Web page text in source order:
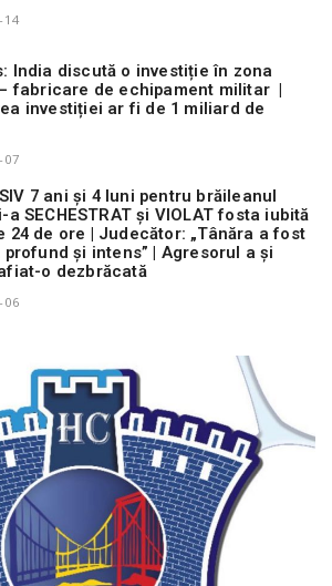
14
India discută o investiție în zona
fabricare de echipament militar |
investiției ar fi de 1 miliard de
07
7 ani și 4 luni pentru brăileanul
a SECHESTRAT și VIOLAT fosta iubită
24 de ore | Judecător: „Tânăra a fost
profund și intens” | Agresorul a și
o dezbrăcată
06